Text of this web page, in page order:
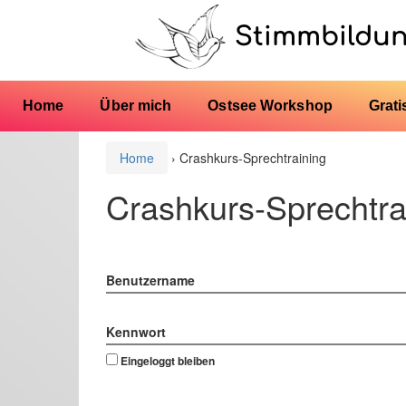
Home Über mich Ostsee Workshop
Home › Crashkurs-Sprechtraining
Crashkurs-
Benutzername
Kennwort
Eingeloggt bleiben